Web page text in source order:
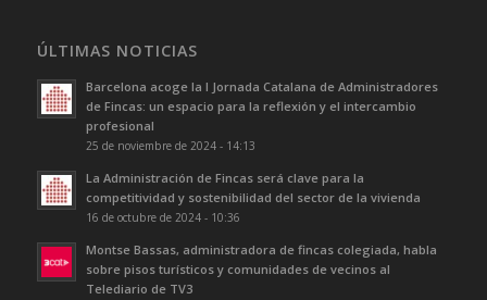
ÚLTIMAS NOTICIAS
Barcelona acoge la I Jornada Catalana de Administradores
de Fincas: un espacio para la reflexión y el intercambio
profesional
25 de noviembre de 2024 - 14:13
La Administración de Fincas será clave para la
competitividad y sostenibilidad del sector de la vivienda
16 de octubre de 2024 - 10:36
Montse Bassas, administradora de fincas colegiada, habla
sobre pisos turísticos y comunidades de vecinos al
Telediario de TV3